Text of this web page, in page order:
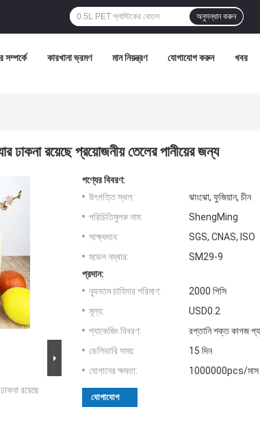
অনুসন্ধান করুন
সম্পর্কে কারখানা ভ্রমণ মান নিয়ন্ত্রণ যোগাযোগ করুন খবর
ঢাকনা রয়েছে প্রয়োজনীয় তেলের পানীয়ের জন্য
রয়েছে
পণ্যের বিবরণ:
উৎপত্তি স্থল:
ঝাংঝো, ফুজিয়ান, চীন
পরিচিতিমুলক নাম:
ShengMing
সাক্ষ্যদান:
SGS, CNAS, ISO
মডেল নম্বার:
SM29-9
প্রদান:
ন্যূনতম চাহিদার পরিমাণ:
2000 পিসি
মূল্য:
USD0.2
প্যাকেজিং বিবরণ:
রপ্তানি শক্ত কাগজ
ডেলিভারি সময়:
15 দিন
যোগানের ক্ষমতা:
1000000pcs/মাস
যোগাযোগ